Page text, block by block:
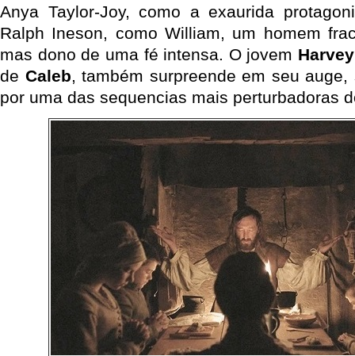
Anya Taylor-Joy, como a exaurida
Ralph Ineson, como William, um homem
mas dono de uma fé intensa. O jovem
de Caleb, também surpreende em seu
por uma das sequencias mais perturbadoras